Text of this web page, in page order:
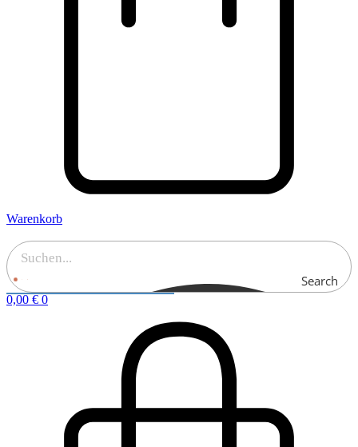
Warenkorb
Search
0,00 € 0